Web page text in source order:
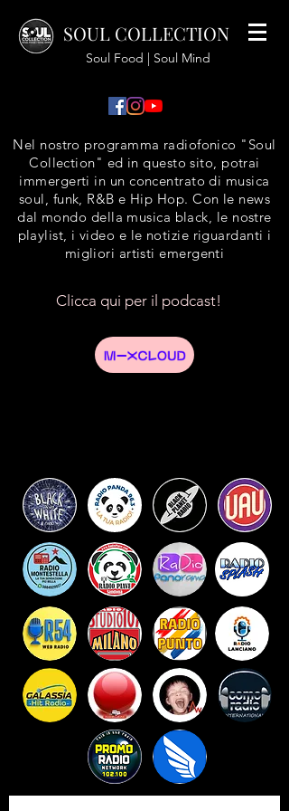
SOUL COLLECTION
Soul Food | Soul Mind
Nel nostro programma radiofonico "Soul
Collection" ed in questo sito, potrai
immergerti in un concentrato di musica
soul, funk, R&B e Hip Hop. Con le news
dal mondo della musica black, le nostre
playlist, i video e le notizie riguardanti i
migliori artisti emergenti
Clicca qui per il podcast!